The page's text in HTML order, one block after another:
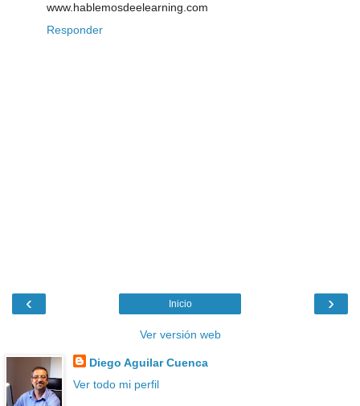
www.hablemosdeelearning.com
Responder
‹ ›
Inicio
Ver versión web
Diego Aguilar Cuenca
Ver todo mi perfil